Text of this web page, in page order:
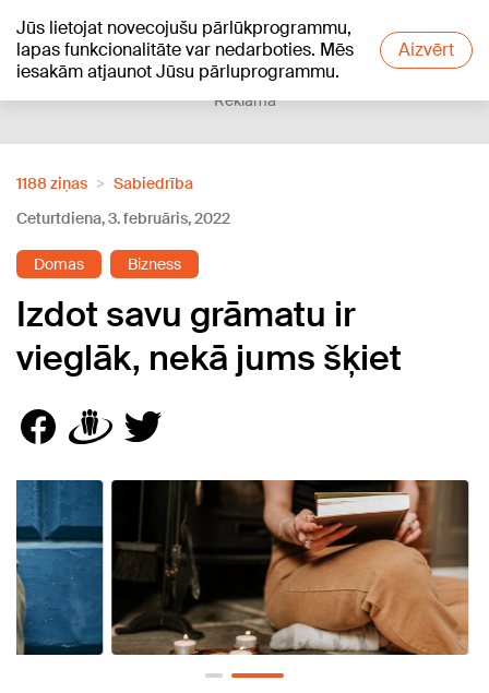
Jūs lietojat novecojušu pārlūkprogrammu,
lapas funkcionalitāte var nedarboties. Mēs
iesakām atjaunot Jūsu pārluprogrammu.
Aizvērt
+15°C
Reklāma
1188 ziņas
Sabiedrība
Ceturtdiena, 3. februāris, 2022
Domas Bizness
Izdot savu grāmatu ir
vieglāk, nekā jums šķiet